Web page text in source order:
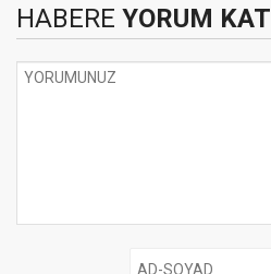
HABERE YORUM KAT